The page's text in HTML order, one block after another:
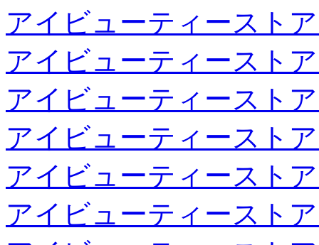
アイビューティースト
アイビューティースト
アイビューティースト
アイビューティースト
アイビューティースト
アイビューティースト